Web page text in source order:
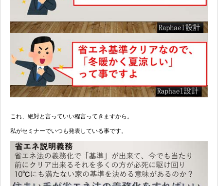
これ、絶対と言っていい程言ってきますから。
私がセミナーでいつも発表している事です。